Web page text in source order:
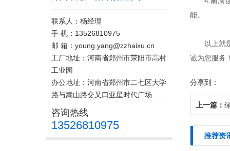
联系人：杨经理
手 机：13526810975
邮 箱：young.yang@zzhaixu.cn
工厂地址：河南省郑州市荥阳市高村
工业园
办公地址：河南省郑州市二七区大学
路与嵩山路交叉口亚星时代广场
咨询热线
13526810975
能。
以上就是
诚为您服务
分享到：
上一篇：
推荐资